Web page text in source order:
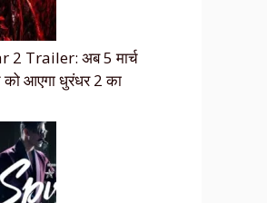
2 Trailer: अब 5 मार्च
को आएगा धुरंधर 2 का